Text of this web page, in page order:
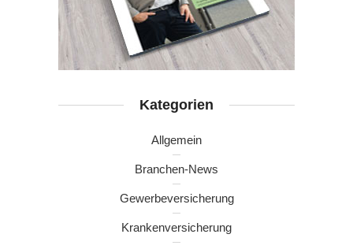
Kategorien
Allgemein
Branchen-News
Gewerbeversicherung
Krankenversicherung